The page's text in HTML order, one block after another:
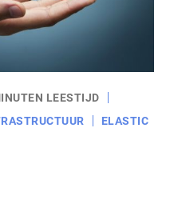
LEESTIJD
ELASTIC